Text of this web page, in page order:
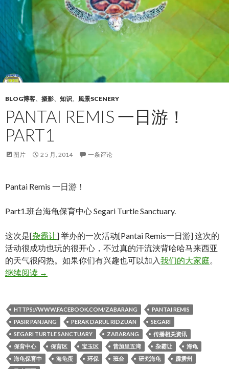
BLOG博客、 摄影、 知识、 風景SCENERY
PANTAI REMIS 一日游！
PART1
图片 2 5 月, 2014 一条评论
Pantai Remis 一日游！
Part1.班台海龟保育中心 Segari Turtle Sanctuary.
这次是[杂霸让] 举办的一次活动[Pantai Remis一日游] 这次的
活动很成功也玩的很开心，不过真的汗流浃背哈哈马来西亚
的天气很闷热。如果你们有兴趣也可以加入我们的大家庭。
继续阅读Pantai remis 一日游！Part1
→
HTTPS://WWW.FACEBOOK.COM/ZABARANG
PANTAI REMIS
PASIR PANJANG
PERAK DARUL RIDZUAN
SEGARI
SEGARI TURTLE SANCTUARY
ZABARANG
传播相关资讯
保育中心
保育区 宝玉区 昔加里五湾 杂霸让
海龟
海龟保育中
海龟蛋 环保 班台 研究海龟
霹雳州